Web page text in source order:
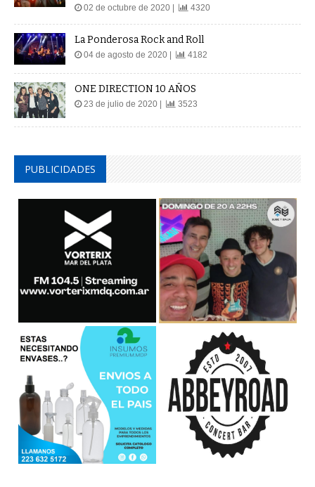
02 de octubre de 2020 | 4320
La Ponderosa Rock and Roll
04 de agosto de 2020 | 4182
ONE DIRECTION 10 AÑOS
23 de julio de 2020 | 3523
PUBLICIDADES